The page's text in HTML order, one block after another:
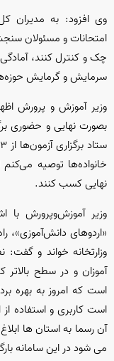
وی افزود: به مدیران
امتحانات و مسئولان
چک و کنترل کنند،
سرمایش و گرمایش
وزیر آموزش و پرورش
بصورت نهایی و حضوری
خانواده‌ها توصیه می‌کنم
نهایی کسب کنند.
وزیر آموزش‌وپرورش با
«اردوهای دانش‌آموزی»،
وزارتخانه خواند و
آموزان و در سطح بالاتر
است که امروز به بهره
است کاربری و استفاده
آن رسما به استان ها
می شود در این سامانه